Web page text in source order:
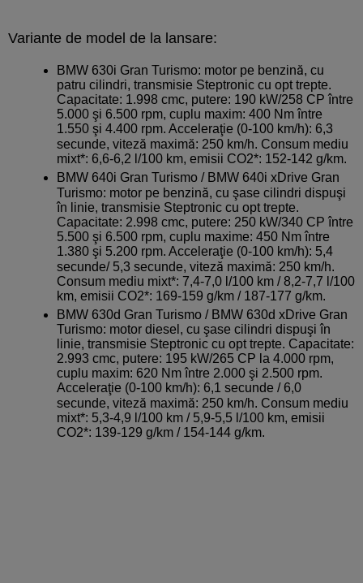
Variante de model de la lansare:
BMW 630i Gran Turismo: motor pe benzină, cu
patru cilindri, transmisie Steptronic cu opt trepte.
Capacitate: 1.998 cmc, putere: 190 kW/258 CP între
5.000 şi 6.500 rpm, cuplu maxim: 400 Nm între
1.550 şi 4.400 rpm. Acceleraţie (0-100 km/h): 6,3
secunde, viteză maximă: 250 km/h. Consum mediu
mixt*: 6,6-6,2 l/100 km, emisii CO2*: 152-142 g/km.
BMW 640i Gran Turismo / BMW 640i xDrive Gran
Turismo: motor pe benzină, cu şase cilindri dispuşi
în linie, transmisie Steptronic cu opt trepte.
Capacitate: 2.998 cmc, putere: 250 kW/340 CP între
5.500 şi 6.500 rpm, cuplu maxime: 450 Nm între
1.380 şi 5.200 rpm. Acceleraţie (0-100 km/h): 5,4
secunde/ 5,3 secunde, viteză maximă: 250 km/h.
Consum mediu mixt*: 7,4-7,0 l/100 km / 8,2-7,7 l/100
km, emisii CO2*: 169-159 g/km / 187-177 g/km.
BMW 630d Gran Turismo / BMW 630d xDrive Gran
Turismo: motor diesel, cu şase cilindri dispuşi în
linie, transmisie Steptronic cu opt trepte. Capacitate:
2.993 cmc, putere: 195 kW/265 CP la 4.000 rpm,
cuplu maxim: 620 Nm între 2.000 şi 2.500 rpm.
Acceleraţie (0-100 km/h): 6,1 secunde / 6,0
secunde, viteză maximă: 250 km/h. Consum mediu
mixt*: 5,3-4,9 l/100 km / 5,9-5,5 l/100 km, emisii
CO2*: 139-129 g/km / 154-144 g/km.